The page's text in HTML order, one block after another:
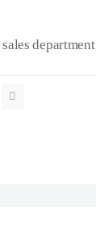
department